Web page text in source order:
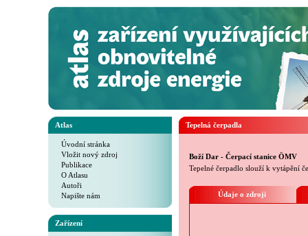
Atlas
Úvodní stránka
Vložit nový zdroj
Publikace
O Atlasu
Autoři
Napište nám
Zařízení
Tepelná čerpadla
Boží Dar - Čerpací stanice ÖMV
Tepelné čerpadlo slouží k vytápění
Údaje o zdroji